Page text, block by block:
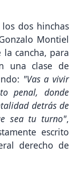
dos hinchas
Montiel
cancha, para
una clase de
"Vas a vivir
penal, donde
detrás de
sea tu turno",
escrito
derecho de